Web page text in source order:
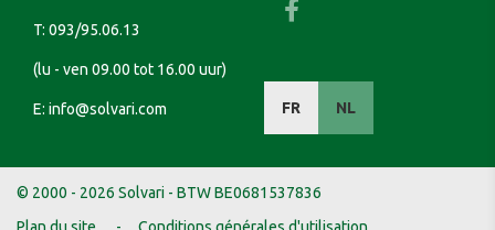
T: 093/95.06.13
(lu - ven 09.00 tot 16.00 uur)
E: info@solvari.com FR NL
© 2000 - 2026 Solvari - BTW BE0681537836